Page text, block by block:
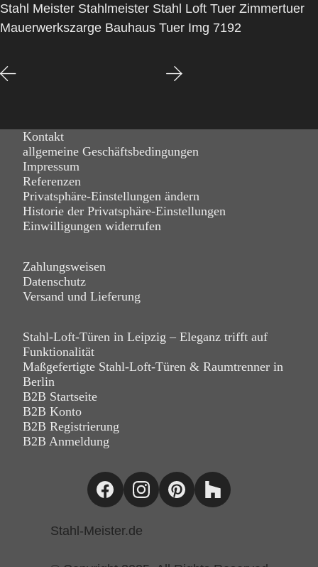
Stahl Meister Stahlmeister Stahl Loft Tuer Zimmertuer
Mauerwerkszarge Bauhaus Tuer Img 7192
Kontakt
allgemeine Geschäftsbedingungen
Impressum
Referenzen
Privatsphäre-Einstellungen ändern
Historie der Privatsphäre-Einstellungen
Einwilligungen widerrufen
Zahlungsweisen
Datenschutz
Versand und Lieferung
Stahl-Loft-Türen in Leipzig – Eleganz trifft auf
Funktionalität
Maßgefertigte Stahl-Loft-Türen & Raumtrenner in
Berlin
B2B Startseite
B2B Konto
B2B Registrierung
B2B Anmeldung
Stahl-Meister.de